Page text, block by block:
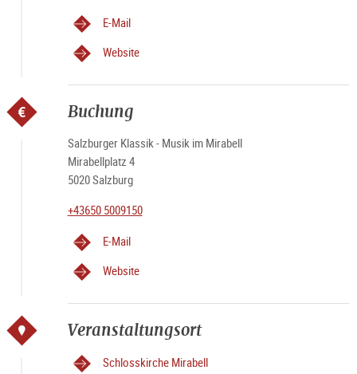
E-Mail
Website
Buchung
Salzburger Klassik - Musik im Mirabell
Mirabellplatz 4
5020 Salzburg
+43650 5009150
E-Mail
Website
Veranstaltungsort
Schlosskirche Mirabell